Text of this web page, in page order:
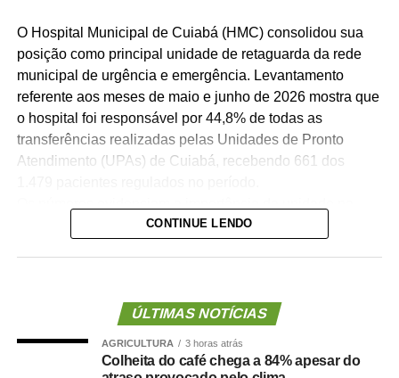
O Hospital Municipal de Cuiabá (HMC) consolidou sua
posição como principal unidade de retaguarda da rede
municipal de urgência e emergência. Levantamento
referente aos meses de maio e junho de 2026 mostra que
o hospital foi responsável por 44,8% de todas as
transferências realizadas pelas Unidades de Pronto
Atendimento (UPAs) de Cuiabá, recebendo 661 dos
organização da assistência hospitalar. Sozinho, o HMC
de pacientes e desafogar as UPAs.
destacou que os resultados refletem o fortalecimento da
rede pública de saúde.
CONTINUE LENDO
ÚLTIMAS NOTÍCIAS
AGRICULTURA 3 horas atrás
Colheita do café chega a 84% apesar do